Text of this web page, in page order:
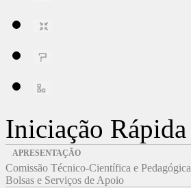
Iniciação Rápida
APRESENTAÇÃO
Comissão Técnico-Científica e Pedagógica
Bolsas e Serviços de Apoio